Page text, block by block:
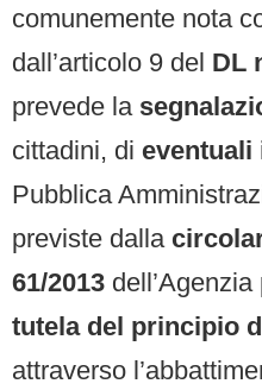
comunemente nota
dall’articolo 9 del DL
prevede la
cittadini, di eventuali
Pubblica
previste dalla
61/2013
tutela del principio
attraverso